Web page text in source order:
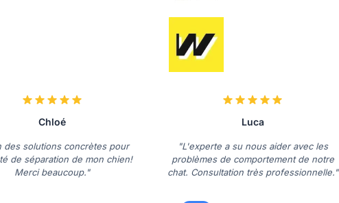
Chloé
des solutions concrètes pour
de séparation de mon chien!
Merci beaucoup."
Luca
"L'experte a su nous aider avec les
problèmes de comportement de notre
chat. Consultation très professionnelle."